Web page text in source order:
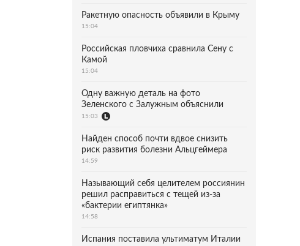
Ракетную опасность объявили в Крыму
15:04
Российская пловчиха сравнила Сену с
Камой
15:04
Одну важную деталь на фото
Зеленского с Залужным объяснили
15:03
Найден способ почти вдвое снизить
риск развития болезни Альцгеймера
14:59
Называющий себя целителем россиянин
решил расправиться с тещей из-за
«бактерии египтянка»
14:58
Испания поставила ультиматум Италии